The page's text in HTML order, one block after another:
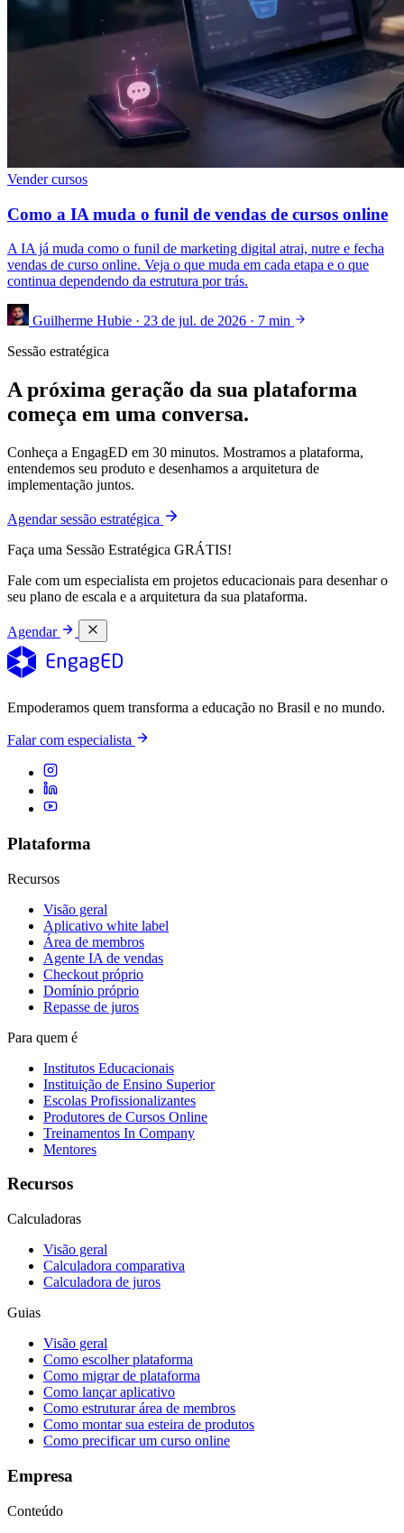
Vender cursos
Como a IA muda o funil de vendas de cursos online
A IA já muda como o funil de marketing digital atrai, nutre e fecha
vendas de curso online. Veja o que muda em cada etapa e o que
continua dependendo da estrutura por trás.
Guilherme Hubie · 23 de jul. de 2026 · 7 min
Sessão estratégica
A próxima geração da sua plataforma
começa em uma conversa.
Conheça a EngagED em 30 minutos. Mostramos a plataforma,
entendemos seu produto e desenhamos a arquitetura de
implementação juntos.
Agendar sessão estratégica
Faça uma Sessão Estratégica GRÁTIS!
Fale com um especialista em projetos educacionais para desenhar o
seu plano de escala e a arquitetura da sua plataforma.
Agendar
Empoderamos quem transforma a educação no Brasil e no mundo.
Falar com especialista
Plataforma
Recursos
Visão geral
Aplicativo white label
Área de membros
Agente IA de vendas
Checkout próprio
Domínio próprio
Repasse de juros
Para quem é
Institutos Educacionais
Instituição de Ensino Superior
Escolas Profissionalizantes
Produtores de Cursos Online
Treinamentos In Company
Mentores
Recursos
Calculadoras
Visão geral
Calculadora comparativa
Calculadora de juros
Guias
Visão geral
Como escolher plataforma
Como migrar de plataforma
Como lançar aplicativo
Como estruturar área de membros
Como montar sua esteira de produtos
Como precificar um curso online
Empresa
Conteúdo